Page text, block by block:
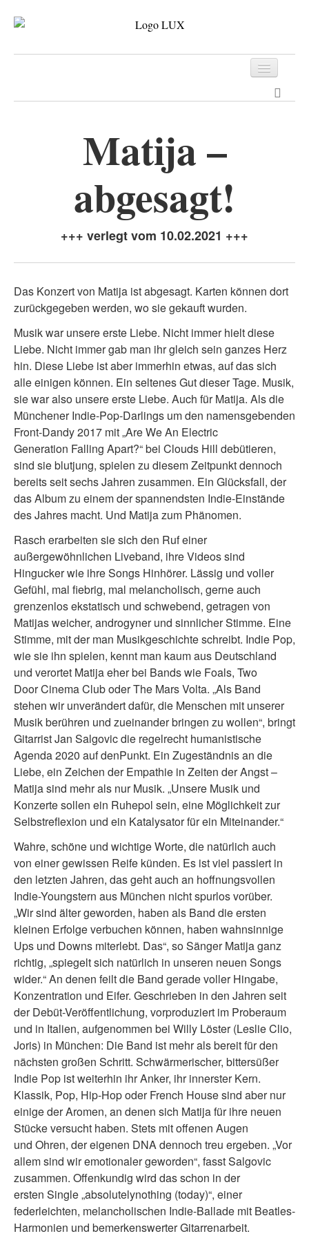
Matija –
abgesagt!
+++ verlegt vom 10.02.2021 +++
Das Konzert von Matija ist abgesagt. Karten können dort
zurückgegeben werden, wo sie gekauft wurden.
Musik war unsere erste Liebe. Nicht immer hielt diese
Liebe. Nicht immer gab man ihr gleich sein ganzes Herz
hin. Diese Liebe ist aber immerhin etwas, auf das sich
alle einigen können. Ein seltenes Gut dieser Tage. Musik,
sie war also unsere erste Liebe. Auch für Matija. Als die
Münchener Indie-Pop-Darlings um den namensgebenden
Front-Dandy 2017 mit „Are We An Electric
Generation Falling Apart?“ bei Clouds Hill debütieren,
sind sie blutjung, spielen zu diesem Zeitpunkt dennoch
bereits seit sechs Jahren zusammen. Ein Glücksfall, der
das Album zu einem der spannendsten Indie-Einstände
des Jahres macht. Und Matija zum Phänomen.
Rasch erarbeiten sie sich den Ruf einer
außergewöhnlichen Liveband, ihre Videos sind
Hingucker wie ihre Songs Hinhörer. Lässig und voller
Gefühl, mal fiebrig, mal melancholisch, gerne auch
grenzenlos ekstatisch und schwebend, getragen von
Matijas weicher, androgyner und sinnlicher Stimme. Eine
Stimme, mit der man Musikgeschichte schreibt. Indie Pop,
wie sie ihn spielen, kennt man kaum aus Deutschland
und verortet Matija eher bei Bands wie Foals, Two
Door Cinema Club oder The Mars Volta. „Als Band
stehen wir unverändert dafür, die Menschen mit unserer
Musik berühren und zueinander bringen zu wollen“, bringt
Gitarrist Jan Salgovic die regelrecht humanistische
Agenda 2020 auf denPunkt. Ein Zugeständnis an die
Liebe, ein Zeichen der Empathie in Zeiten der Angst –
Matija sind mehr als nur Musik. „Unsere Musik und
Konzerte sollen ein Ruhepol sein, eine Möglichkeit zur
Selbstreflexion und ein Katalysator für ein Miteinander.“
Wahre, schöne und wichtige Worte, die natürlich auch
von einer gewissen Reife künden. Es ist viel passiert in
den letzten Jahren, das geht auch an hoffnungsvollen
Indie-Youngstern aus München nicht spurlos vorüber.
„Wir sind älter geworden, haben als Band die ersten
kleinen Erfolge verbuchen können, haben wahnsinnige
Ups und Downs miterlebt. Das“, so Sänger Matija ganz
richtig, „spiegelt sich natürlich in unseren neuen Songs
wider.“ An denen feilt die Band gerade voller Hingabe,
Konzentration und Eifer. Geschrieben in den Jahren seit
der Debüt-Veröffentlichung, vorproduziert im Proberaum
und in Italien, aufgenommen bei Willy Löster (Leslie Clio,
Joris) in München: Die Band ist mehr als bereit für den
nächsten großen Schritt. Schwärmerischer, bittersüßer
Indie Pop ist weiterhin ihr Anker, ihr innerster Kern.
Klassik, Pop, Hip-Hop oder French House sind aber nur
einige der Aromen, an denen sich Matija für ihre neuen
Stücke versucht haben. Stets mit offenen Augen
und Ohren, der eigenen DNA dennoch treu ergeben. „Vor
allem sind wir emotionaler geworden“, fasst Salgovic
zusammen. Offenkundig wird das schon in der
ersten Single „absolutelynothing (today)“, einer
federleichten, melancholischen Indie-Ballade mit Beatles-
Harmonien und bemerkenswerter Gitarrenarbeit.